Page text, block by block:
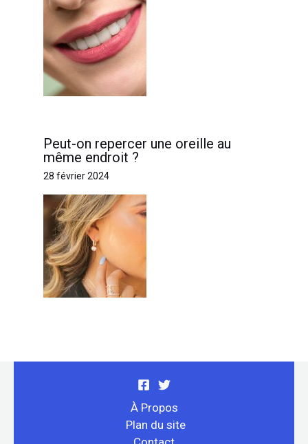
Peut-on repercer une oreille au
même endroit ?
28 février 2024
À Propos
Plan du site